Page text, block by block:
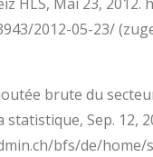
2012-05-23/
brute du
statistique, Sep. 12,
bfs/de/